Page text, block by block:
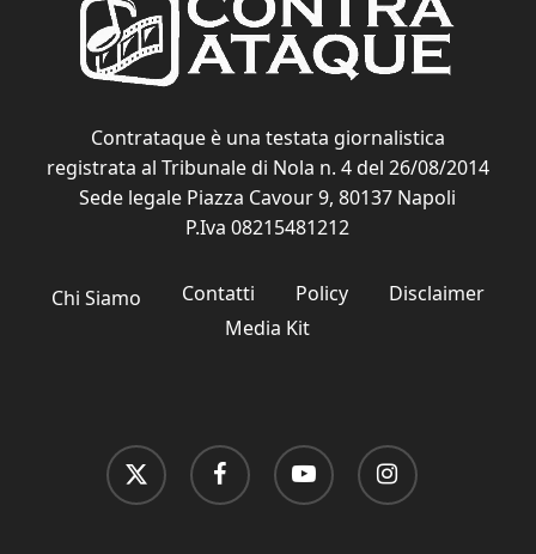
Contrataque è una testata giornalistica
registrata al Tribunale di Nola n. 4 del 26/08/2014
Sede legale Piazza Cavour 9, 80137 Napoli
P.Iva 08215481212
Chi Siamo Contatti Policy
Disclaimer
Media Kit
x-
twitter
facebook youtube instagram